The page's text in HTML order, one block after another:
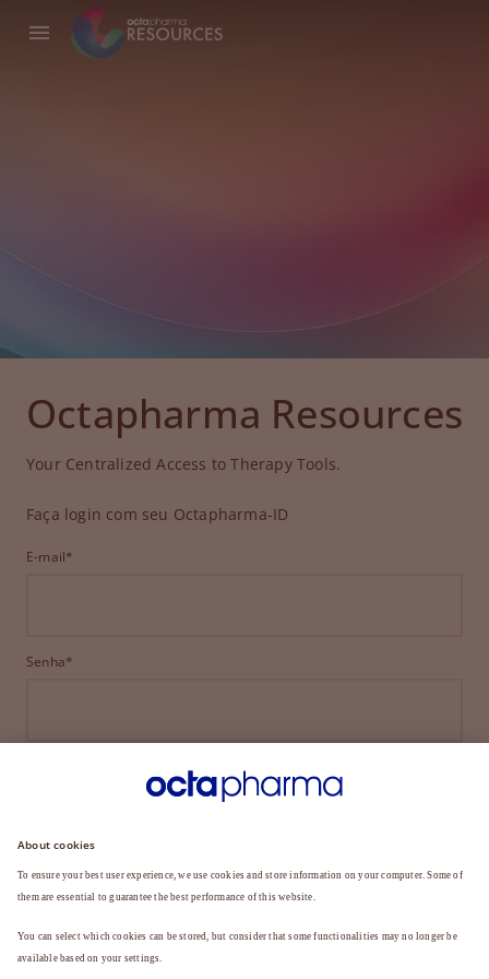
Octapharma Resources
Your Centralized Access to Therapy Tools.
Faça login com seu Octapharma-ID
E-mail*
Senha*
ENTRAR
ESQUECEU SUA SENHA?
Ainda não é membro?